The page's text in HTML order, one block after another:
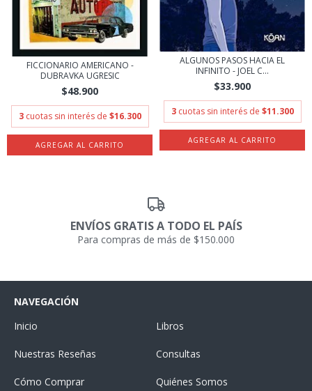
FICCIONARIO AMERICANO -
DUBRAVKA UGRESIC
$48.900
3 cuotas sin interés de $16.300
ALGUNOS PASOS HACIA EL
INFINITO - JOEL C...
$33.900
3 cuotas sin interés de $11.300
ENVÍOS GRATIS A TODO EL PAÍS
Para compras de más de $150.000
NAVEGACIÓN
Inicio
Libros
Nuestras Reseñas Consultas
Cómo Comprar Quiénes Somos